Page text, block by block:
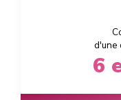
d'une
6